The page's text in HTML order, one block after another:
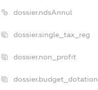
dossier.ndsAnnul
dossier.single_tax_reg
dossier.non_profit
dossier.budget_dotation